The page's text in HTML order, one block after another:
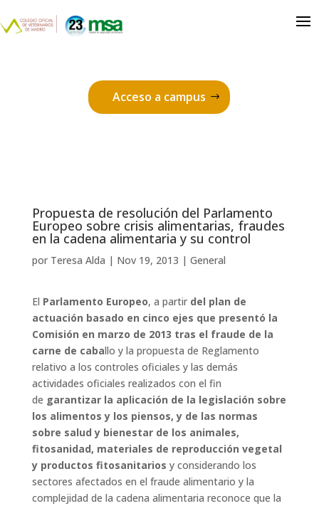
Acceso a campus
Propuesta de resolución del Parlamento
Europeo sobre crisis alimentarias, fraudes
en la cadena alimentaria y su control
por Teresa Alda | Nov 19, 2013 | General
El Parlamento Europeo, a partir del plan de
actuación basado en cinco ejes que presentó la
Comisión en marzo de 2013 tras el fraude de la
carne de caballo y la propuesta de Reglamento
relativo a los controles oficiales y las demás
actividades oficiales realizados con el fin
de garantizar la aplicación de la legislación sobre
los alimentos y los piensos, y de las normas
sobre salud y bienestar de los animales,
fitosanidad, materiales de reproducción vegetal
y productos fitosanitarios y considerando los
sectores afectados en el fraude alimentario y la
complejidad de la cadena alimentaria reconoce que la